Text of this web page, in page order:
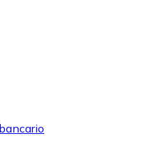
e altri mezzi di